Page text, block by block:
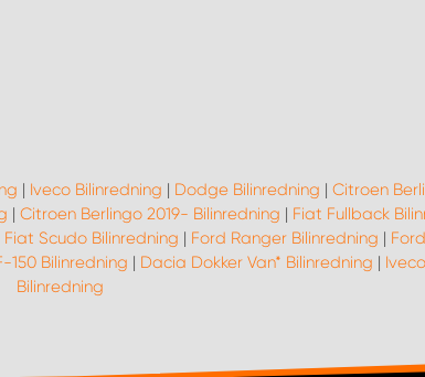
| Iveco Bilinredning | Dodge Bilinredning | Citroen
| Citroen Berlingo 2019- Bilinredning | Fiat Fullback
Fiat Scudo Bilinredning | Ford Ranger Bilinredning |
150 Bilinredning | Dacia Dokker Van* Bilinredning |
Bilinredning